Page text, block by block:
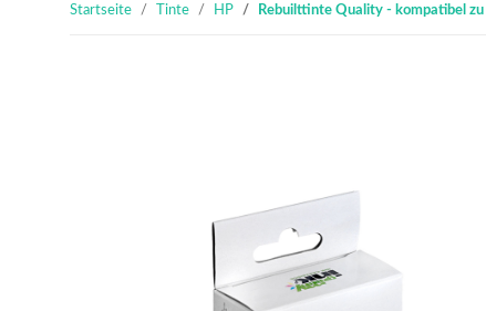
Startseite Tinte HP Rebuilttinte Quality - kompatibel